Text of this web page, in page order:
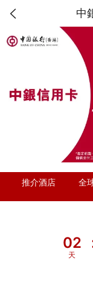
中
推介酒店 全
02
天